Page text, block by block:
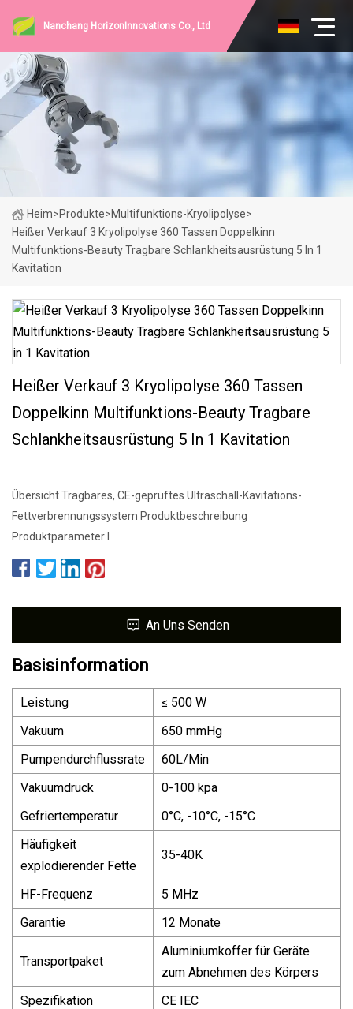
Nanchang HorizonInnovations Co., Ltd
Heim>Produkte>Multifunktions-Kryolipolyse>
Heißer Verkauf 3 Kryolipolyse 360 ​​Tassen Doppelkinn
Multifunktions-Beauty Tragbare Schlankheitsausrüstung 5 In 1
Kavitation
Heißer Verkauf 3 Kryolipolyse 360 ​​Tassen
Doppelkinn Multifunktions-Beauty Tragbare
Schlankheitsausrüstung 5 In 1 Kavitation
Übersicht Tragbares, CE-geprüftes Ultraschall-Kavitations-
Fettverbrennungssystem Produktbeschreibung
Produktparameter I
An Uns Senden
Basisinformation
Leistung
≤ 500 W
Vakuum
650 mmHg
Pumpendurchflussrate
60L/Min
Vakuumdruck
0-100 kpa
Gefriertemperatur
0°C, -10°C, -15°C
Häufigkeit
explodierender Fette
35-40K
HF-Frequenz
5 MHz
Garantie
12 Monate
Transportpaket
Aluminiumkoffer für Geräte
zum Abnehmen des Körpers
Spezifikation
CE IEC